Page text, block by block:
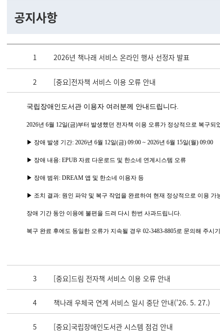
공지사항
1 2026년 책나래 서비스 온라인 행사 선정자 발표
2 [중요]전자책 서비스 이용 오류 안내
국립장애인도서관 이용자 여러분께 안내드립니다.
2026년 6월 12일(금)부터 발생했던 전자책 이용 오류가 정상적으로 복구되
▶ 장애 발생 기간: 2026년 6월 12일(금) 09:00 ~ 2026년 6월 15일(월) 09:00
▶ 장애 내용: EPUB 자료 다운로드 및 한소네 연계시스템 오류
▶ 장애 범위: DREAM 앱 및 한소네 이용자 등
▶ 조치 결과: 원인 파악 및 복구 작업을 완료하여 현재 정상적으로 이용 가
장애 기간 동안 이용에 불편을 드려 다시 한번 사과드립니다.
복구 완료 후에도 동일한 오류가 지속될 경우 02-3483-8805로 문의해 주시
3 [중요]드림 전자책 서비스 이용 오류 안내
4 책나래 우체국 연계 서비스 일시 중단 안내('26. 5. 27.)
5 [중요]국립장애인도서관 시스템 점검 안내